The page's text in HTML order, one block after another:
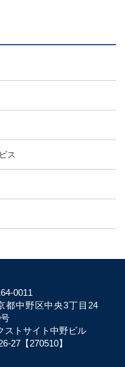
ス
0011
都中野区中央3丁目24
ストサイト中野ビル
27【270510】